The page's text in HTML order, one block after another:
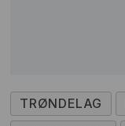
TRØNDELAG